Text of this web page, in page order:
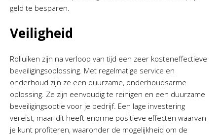
geld te besparen.
Veiligheid
Rolluiken zijn na verloop van tijd een zeer kosteneffectieve
beveiligingsoplossing. Met regelmatige service en
onderhoud zijn ze een duurzame, onderhoudsarme
oplossing. Ze zijn eenvoudig te reinigen en een duurzame
beveiligingsoptie voor je bedrijf. Een lage investering
vereist, maar dit heeft enorme positieve effecten waarvan
je kunt profiteren, waaronder de mogelijkheid om de